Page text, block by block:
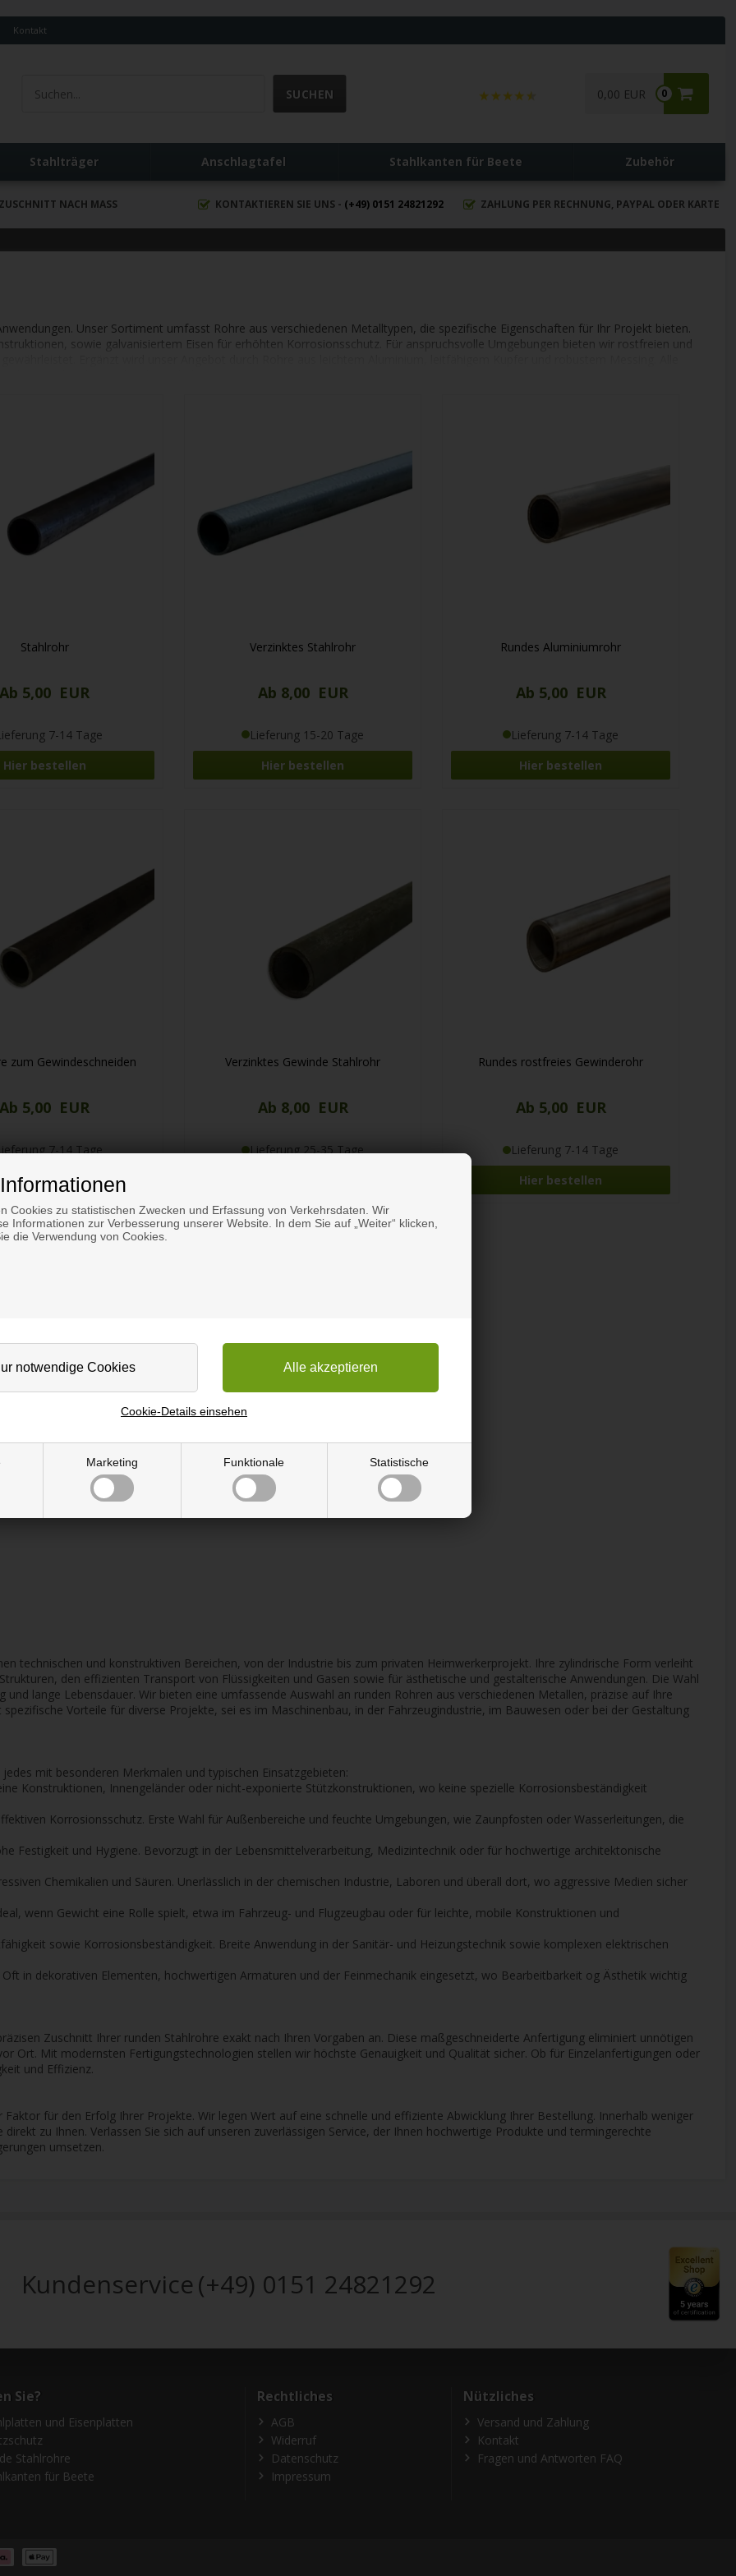
Cookies zu statistischen Zwecken und Erfassung von Verkehrsdaten. Wir
Informationen zur Verbesserung unserer Website. In dem Sie auf „Weiter“ klicken,
die Verwendung von Cookies.
Marketing Funktionale Statistische
Cookie-Details einsehen
Kontakt
0
0,00 EUR
Stahlträger Anschlagtafel Stahlkanten für Beete Zubehör
ZUSCHNITT NACH MASS KONTAKTIEREN SIE UNS - (+49) 0151 24821292 ZAHLUNG PER RECHNUNG, PAYPAL ODER KARTE
Unser Sortiment umfasst Rohre aus verschiedenen Metalltypen, die spezifische Eigenschaften für Ihr Projekt bieten.
sowie galvanisiertem Eisen für erhöhten Korrosionsschutz. Für anspruchsvolle Umgebungen bieten wir rostfreien und
Stahlrohr
Ab 5,00 EUR
7-14 Tage
Hier bestellen
Verzinktes Stahlrohr
Ab 8,00 EUR
Lieferung 15-20 Tage
Hier bestellen
Rundes Aluminiumrohr
Ab 5,00 EUR
Lieferung 7-14 Tage
Hier bestellen
zum Gewindeschneiden
Ab 5,00 EUR
7-14 Tage
Hier bestellen
Verzinktes Gewinde Stahlrohr
Ab 8,00 EUR
Lieferung 25-35 Tage
Rundes rostfreies Gewinderohr
Ab 5,00 EUR
Lieferung 7-14 Tage
Hier bestellen
technischen und konstruktiven Bereichen, von der Industrie bis zum privaten Heimwerkerprojekt. Ihre zylindrische Form verleiht
den effizienten Transport von Flüssigkeiten und Gasen sowie für ästhetische und gestalterische Anwendungen. Die Wahl
lange Lebensdauer. Wir bieten eine umfassende Auswahl an runden Rohren aus verschiedenen Metallen, präzise auf Ihre
Vorteile für diverse Projekte, sei es im Maschinenbau, in der Fahrzeugindustrie, im Bauwesen oder bei der Gestaltung
mit besonderen Merkmalen und typischen Einsatzgebieten:
Konstruktionen, Innengeländer oder nicht-exponierte Stützkonstruktionen, wo keine spezielle Korrosionsbeständigkeit
Korrosionsschutz. Erste Wahl für Außenbereiche und feuchte Umgebungen, wie Zaunpfosten oder Wasserleitungen, die
Festigkeit und Hygiene. Bevorzugt in der Lebensmittelverarbeitung, Medizintechnik oder für hochwertige architektonische
Chemikalien und Säuren. Unerlässlich in der chemischen Industrie, Laboren und überall dort, wo aggressive Medien sicher
wenn Gewicht eine Rolle spielt, etwa im Fahrzeug- und Flugzeugbau oder für leichte, mobile Konstruktionen und
sowie Korrosionsbeständigkeit. Breite Anwendung in der Sanitär- und Heizungstechnik sowie komplexen elektrischen
in dekorativen Elementen, hochwertigen Armaturen und der Feinmechanik eingesetzt, wo Bearbeitbarkeit og Ästhetik wichtig
Zuschnitt Ihrer runden Stahlrohre exakt nach Ihren Vorgaben an. Diese maßgeschneiderte Anfertigung eliminiert unnötigen
Ort. Mit modernsten Fertigungstechnologien stellen wir höchste Genauigkeit und Qualität sicher. Ob für Einzelanfertigungen oder
und Effizienz.
für den Erfolg Ihrer Projekte. Wir legen Wert auf eine schnelle und effiziente Abwicklung Ihrer Bestellung. Innerhalb weniger
zu Ihnen. Verlassen Sie sich auf unseren zuverlässigen Service, der Ihnen hochwertige Produkte und termingerechte
umsetzen.
Kundenservice(+49) 0151 24821292
Sie?
und Eisenplatten
Stahlrohre
für Beete
Rechtliches
AGB
Widerruf
Datenschutz
Impressum
Nützliches
Versand und Zahlung
Kontakt
Fragen und Antworten FAQ